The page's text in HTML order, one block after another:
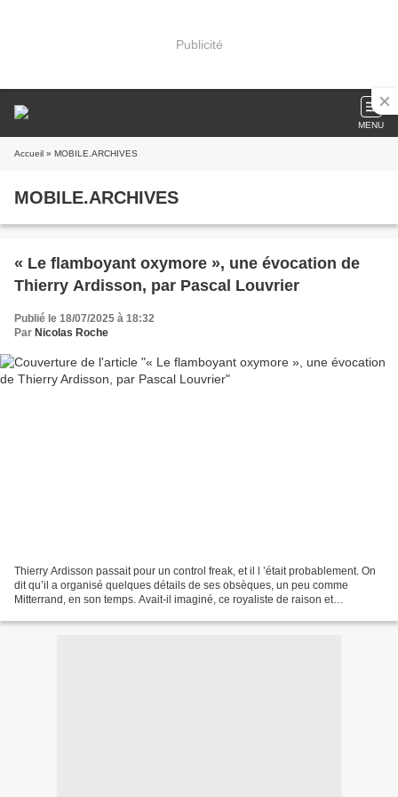
Publicité
MENU
Accueil » MOBILE.ARCHIVES
MOBILE.ARCHIVES
« Le flamboyant oxymore », une évocation de
Thierry Ardisson, par Pascal Louvrier
Publié le 18/07/2025 à 18:32
Par Nicolas Roche
Thierry Ardisson passait pour un control freak, et il l ’était probablement. On
dit qu’il a organisé quelques détails de ses obsèques, un peu comme
Mitterrand, en son temps. Avait-il imaginé, ce royaliste de raison et